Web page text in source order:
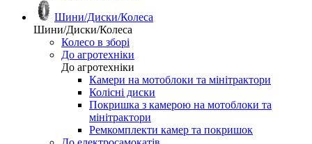
Шини/Диски/Колеса
Шини/Диски/Колеса
Колесо в зборі
До агротехніки
До агротехніки
Камери на мотоблоки та мінітрактори
Колісні диски
Покришка з камерою на мотоблоки та
мінітрактори
Ремкомплекти камер та покришок